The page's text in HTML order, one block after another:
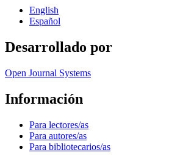
English
Español
Desarrollado por
Open Journal Systems
Información
Para lectores/as
Para autores/as
Para bibliotecarios/as